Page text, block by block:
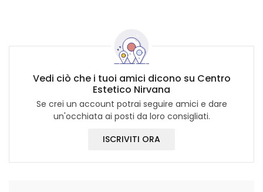
Vedi ciò che i tuoi amici dicono su Centro
Estetico Nirvana
Se crei un account potrai seguire amici e dare
un'occhiata ai posti da loro consigliati.
ISCRIVITI ORA